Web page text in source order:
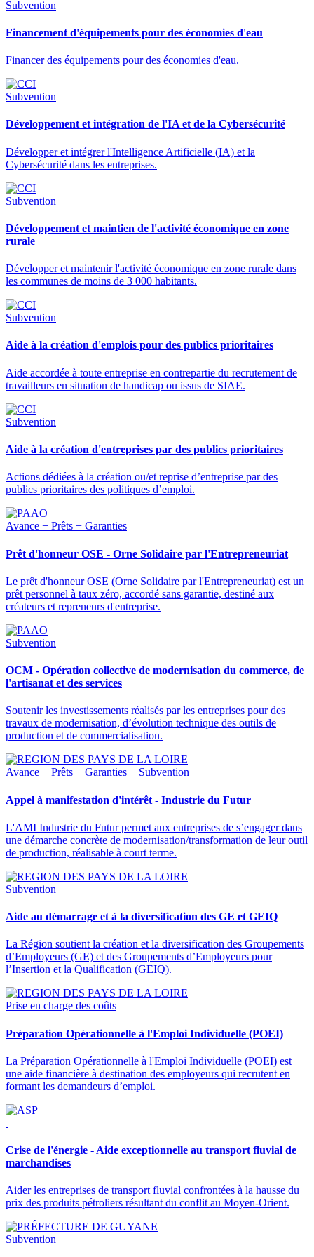
Subvention
Financement d'équipements pour des économies d'eau
Financer des équipements pour des économies d'eau.
Subvention
Développement et intégration de l'IA et de la Cybersécurité
Développer et intégrer l'Intelligence Artificielle (IA) et la
Cybersécurité dans les entreprises.
Subvention
Développement et maintien de l'activité économique en zone
rurale
Développer et maintenir l'activité économique en zone rurale dans
les communes de moins de 3 000 habitants.
Subvention
Aide à la création d'emplois pour des publics prioritaires
Aide accordée à toute entreprise en contrepartie du recrutement de
travailleurs en situation de handicap ou issus de SIAE.
Subvention
Aide à la création d'entreprises par des publics prioritaires
Actions dédiées à la création ou/et reprise d’entreprise par des
publics prioritaires des politiques d’emploi.
Avance − Prêts − Garanties
Prêt d'honneur OSE - Orne Solidaire par l'Entrepreneuriat
Le prêt d'honneur OSE (Orne Solidaire par l'Entrepreneuriat) est un
prêt personnel à taux zéro, accordé sans garantie, destiné aux
créateurs et repreneurs d'entreprise.
Subvention
OCM - Opération collective de modernisation du commerce, de
l'artisanat et des services
Soutenir les investissements réalisés par les entreprises pour des
travaux de modernisation, d’évolution technique des outils de
production et de commercialisation.
Avance − Prêts − Garanties − Subvention
Appel à manifestation d'intérêt - Industrie du Futur
L'AMI Industrie du Futur permet aux entreprises de s’engager dans
une démarche concrète de modernisation/transformation de leur outil
de production, réalisable à court terme.
Subvention
Aide au démarrage et à la diversification des GE et GEIQ
La Région soutient la création et la diversification des Groupements
d’Employeurs (GE) et des Groupements d’Employeurs pour
l’Insertion et la Qualification (GEIQ).
Prise en charge des coûts
Préparation Opérationnelle à l'Emploi Individuelle (POEI)
La Préparation Opérationnelle à l'Emploi Individuelle (POEI) est
une aide financière à destination des employeurs qui recrutent en
formant les demandeurs d’emploi.
Crise de l'énergie - Aide exceptionnelle au transport fluvial de
marchandises
Aider les entreprises de transport fluvial confrontées à la hausse du
prix des produits pétroliers résultant du conflit au Moyen-Orient.
Subvention